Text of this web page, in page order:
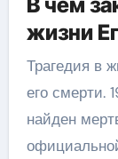
жизни
Трагедия в
его смерти.
найден